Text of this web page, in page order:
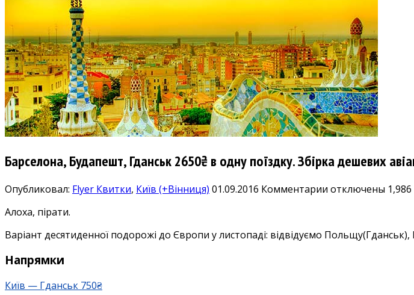
Барселона, Будапешт, Гданськ 2650₴ в одну поїздку. Збірка дешевих
Опубликовал: Flyer Квитки, Київ (+Вінниця) 01.09.2016 Комментарии к
Будапешт,
Гданськ
отключены
Алоха, пірати.
Варіант десятиденної подорожі до Європи у листопаді: відвідуємо
Напрямки
Київ — Гданськ 750₴